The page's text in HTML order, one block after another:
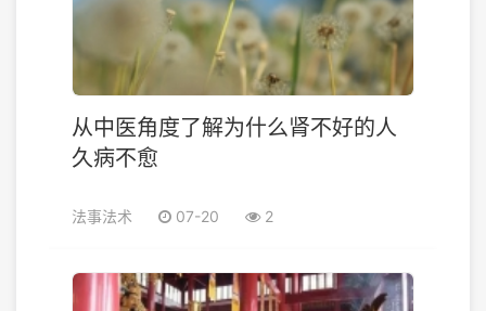
从中医角度了解为什么肾不好的人
久病不愈
法事法术 07-20 2